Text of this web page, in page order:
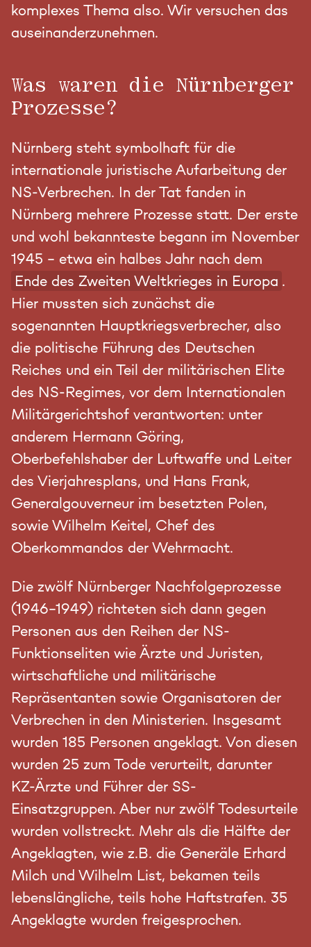
komplexes Thema also. Wir versuchen das
auseinanderzunehmen.
Was waren die Nürnberger
Prozesse?
Nürnberg steht symbolhaft für die
internationale juristische Aufarbeitung der
NS-Verbrechen. In der Tat fanden in
Nürnberg mehrere Prozesse statt. Der erste
und wohl bekannteste begann im November
1945 – etwa ein halbes Jahr nach dem
Ende des Zweiten Weltkrieges in Europa .
Hier mussten sich zunächst die
sogenannten Hauptkriegsverbrecher, also
die politische Führung des Deutschen
Reiches und ein Teil der militärischen Elite
des NS-Regimes, vor dem Internationalen
Militärgerichtshof verantworten: unter
anderem Hermann Göring,
Oberbefehlshaber der Luftwaffe und Leiter
des Vierjahresplans, und Hans Frank,
Generalgouverneur im besetzten Polen,
sowie Wilhelm Keitel, Chef des
Oberkommandos der Wehrmacht.
Die zwölf Nürnberger Nachfolgeprozesse
(1946-1949) richteten sich dann gegen
Personen aus den Reihen der NS-
Funktionseliten wie Ärzte und Juristen,
wirtschaftliche und militärische
Repräsentanten sowie Organisatoren der
Verbrechen in den Ministerien. Insgesamt
wurden 185 Personen angeklagt. Von diesen
wurden 25 zum Tode verurteilt, darunter
KZ-Ärzte und Führer der SS-
Einsatzgruppen. Aber nur zwölf Todesurteile
wurden vollstreckt. Mehr als die Hälfte der
Angeklagten, wie z.B. die Generäle Erhard
Milch und Wilhelm List, bekamen teils
lebenslängliche, teils hohe Haftstrafen. 35
Angeklagte wurden freigesprochen.